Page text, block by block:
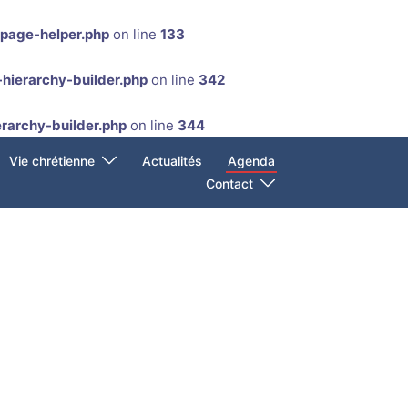
helper.php on line 133
builder.php on line 342
builder.php on line 344
Vie chrétienne Actualités
Agenda
Contact